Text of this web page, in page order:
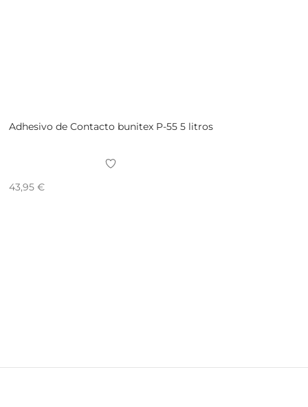
Adhesivo de Contacto bunitex P-55 5 litros
43,95 €